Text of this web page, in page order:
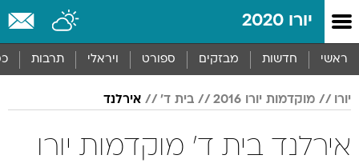
יורו 2020
ראשי חדשות מבזקים ספורט ויראלי תרבות
יורו מוקדמות יורו 2016 בית ד' אירלנד
אירלנד בית ד' מוקדמות יורו